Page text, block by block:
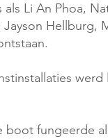
Li An Phoa,
Hellburg,
fungeerde